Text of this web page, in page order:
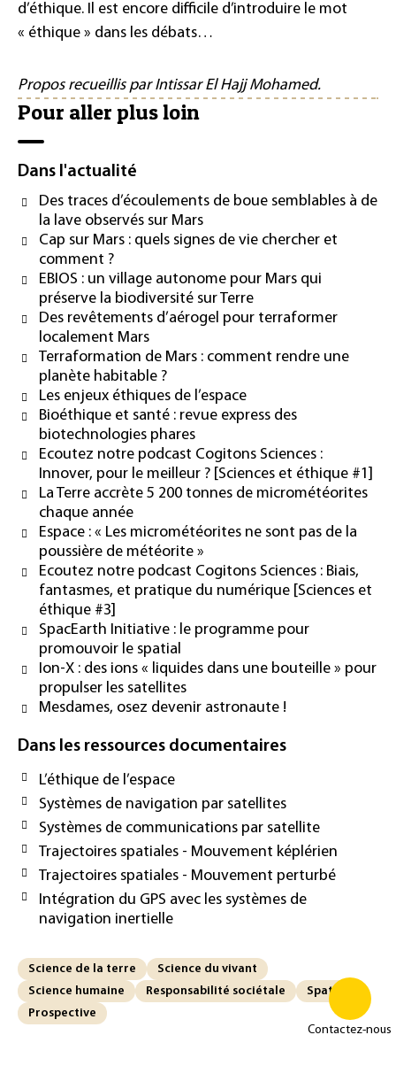
Contactez-nous
d’éthique. Il est encore difficile d’introduire le mot
« éthique » dans les débats…
Propos recueillis par Intissar El Hajj Mohamed.
Pour aller plus loin
Dans l'actualité
Des traces d’écoulements de boue semblables à de
la lave observés sur Mars
Cap sur Mars : quels signes de vie chercher et
comment ?
EBIOS : un village autonome pour Mars qui
préserve la biodiversité sur Terre
Des revêtements d’aérogel pour terraformer
localement Mars
Terraformation de Mars : comment rendre une
planète habitable ?
Les enjeux éthiques de l’espace
Bioéthique et santé : revue express des
biotechnologies phares
Ecoutez notre podcast Cogitons Sciences :
Innover, pour le meilleur ? [Sciences et éthique #1]
La Terre accrète 5 200 tonnes de micrométéorites
chaque année
Espace : « Les micrométéorites ne sont pas de la
poussière de météorite »
Ecoutez notre podcast Cogitons Sciences : Biais,
fantasmes, et pratique du numérique [Sciences et
éthique #3]
SpacEarth Initiative : le programme pour
promouvoir le spatial
Ion-X : des ions « liquides dans une bouteille » pour
propulser les satellites
Mesdames, osez devenir astronaute !
Dans les ressources documentaires
L’éthique de l’espace
Systèmes de navigation par satellites
Systèmes de communications par satellite
Trajectoires spatiales - Mouvement képlérien
Trajectoires spatiales - Mouvement perturbé
Intégration du GPS avec les systèmes de
navigation inertielle
Science de la terre
Science du vivant
Science humaine
Responsabilité sociétale
Spatial
Prospective